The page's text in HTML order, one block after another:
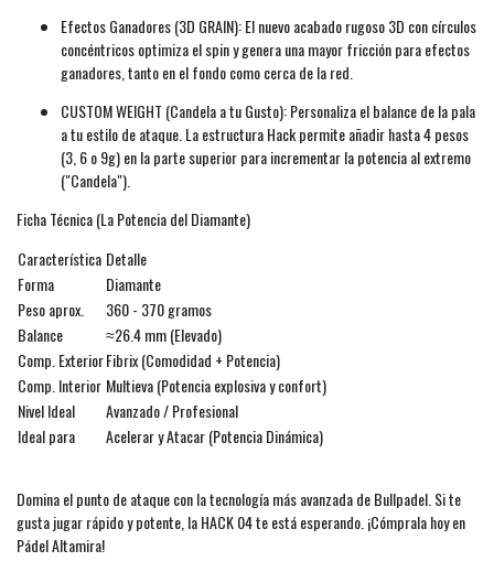
Efectos Ganadores (3D GRAIN): El nuevo acabado rugoso 3D con círculos
concéntricos optimiza el spin y genera una mayor fricción para efectos
ganadores, tanto en el fondo como cerca de la red.
CUSTOM WEIGHT (Candela a tu Gusto): Personaliza el balance de la pala
a tu estilo de ataque. La estructura Hack permite añadir hasta 4 pesos
(3, 6 o 9g) en la parte superior para incrementar la potencia al extremo
("Candela").
Ficha Técnica (La Potencia del Diamante)
Característica Detalle
Forma
Diamante
Peso aprox.
360 - 370 gramos
Balance
≈26.4 mm (Elevado)
Comp. ExteriorFibrix (Comodidad + Potencia)
Comp. Interior Multieva (Potencia explosiva y confort)
Nivel Ideal
Avanzado / Profesional
Ideal para
Acelerar y Atacar (Potencia Dinámica)
Domina el punto de ataque con la tecnología más avanzada de Bullpadel. Si te
gusta jugar rápido y potente, la HACK 04 te está esperando. ¡Cómprala hoy en
Pádel Altamira!